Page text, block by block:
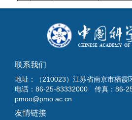
联系我们
地址：（210023）江苏省南京市栖霞
电话：86-25-83332000 传真：86-
pmoo@pmo.ac.cn
友情链接